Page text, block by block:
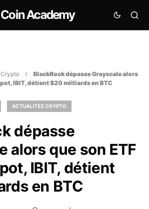
Coin Academy
BlackRock dépasse Grayscale alors
IBIT, détient $20 milliards en BTC
ACTUALITÉS CRYPTO
dépasse
alors que son ETF
IBIT, détient
en BTC